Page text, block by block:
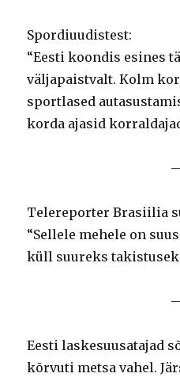
Spordiuudistest:
“Eesti koondis esines
väljapaistvalt. Kolm
sportlased
korda ajasid
Telereporter Brasiilia
“Sellele mehele on
küll suureks
Eesti laskesuusatajad
kõrvuti metsa vahel.